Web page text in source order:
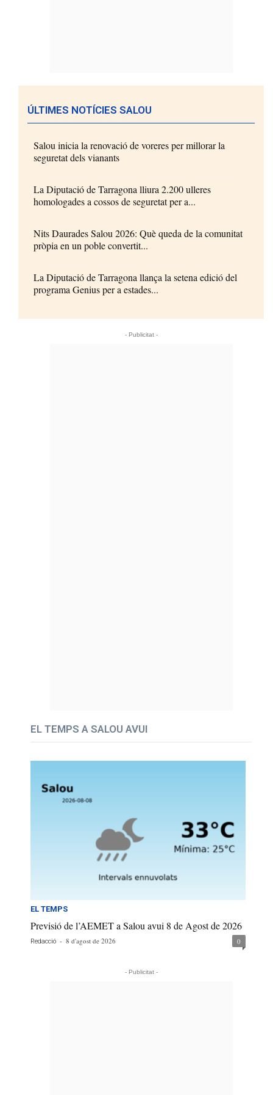
ÚLTIMES NOTÍCIES SALOU
Salou inicia la renovació de voreres per millorar la
seguretat dels vianants
La Diputació de Tarragona lliura 2.200 ulleres
homologades a cossos de seguretat per a...
Nits Daurades Salou 2026: Què queda de la comunitat
pròpia en un poble convertit...
La Diputació de Tarragona llança la setena edició del
programa Genius per a estades...
- Publicitat -
EL TEMPS A SALOU AVUI
EL TEMPS
Previsió de l’AEMET a Salou avui 8 de Agost de 2026
Redacció - 8 d'agost de 2026 0
- Publicitat -